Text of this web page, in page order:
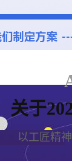
关于
以工匠精